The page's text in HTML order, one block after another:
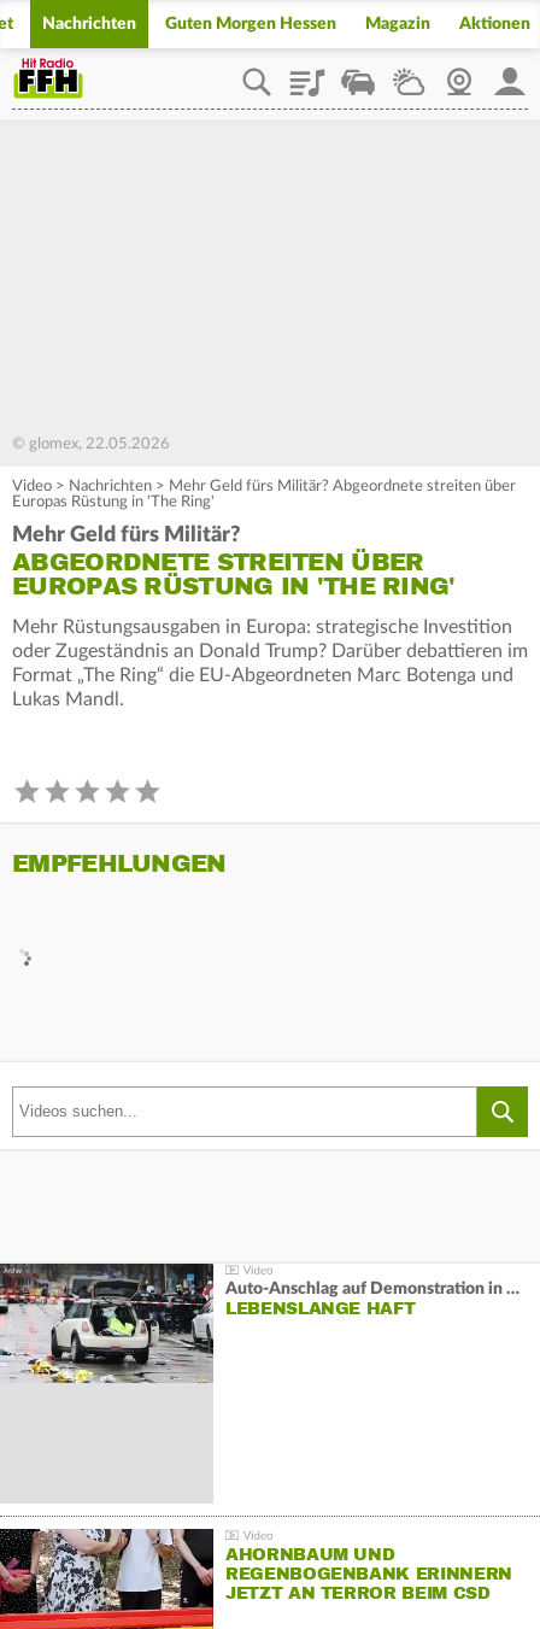
Nachrichten Guten Morgen Hessen Magazin Aktionen
PlaylistStaupilotWetterWebcam
© glomex, 22.05.2026
Video > Nachrichten > Mehr Geld fürs Militär? Abgeordnete streiten über
Europas Rüstung in 'The Ring'
Mehr Geld fürs Militär?
ABGEORDNETE STREITEN ÜBER
EUROPAS RÜSTUNG IN 'THE RING'
Mehr Rüstungsausgaben in Europa: strategische Investition
oder Zugeständnis an Donald Trump? Darüber debattieren im
Format „The Ring“ die EU‑Abgeordneten Marc Botenga und
Lukas Mandl.
EMPFEHLUNGEN
Auto-Anschlag auf Demonstration in München:
LEBENSLANGE HAFT
AHORNBAUM UND
REGENBOGENBANK ERINNERN
JETZT AN TERROR BEIM CSD